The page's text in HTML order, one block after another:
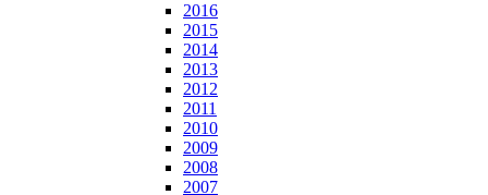
2016
2015
2014
2013
2012
2011
2010
2009
2008
2007